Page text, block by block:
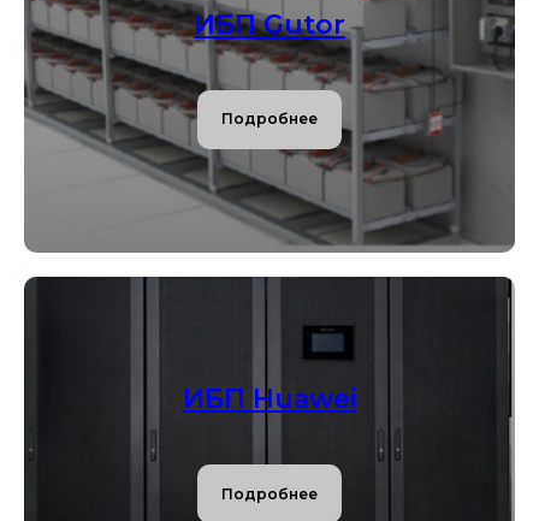
ИБП Gutor
Подробнее
ИБП Huawei
Подробнее